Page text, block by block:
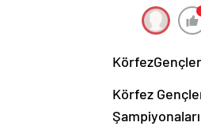
Körfez